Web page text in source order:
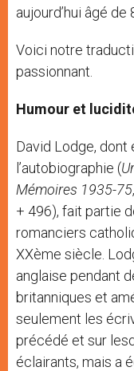
aujourd’hui âgé
Voici notre
passionnant.
Humour et
David Lodge,
l’autobiographie (
Mémoires 1935-75
+ 496), fait partie
romanciers
XXème siècle.
anglaise pendant
britanniques et
seulement les
précédé et sur
éclairants, mais a